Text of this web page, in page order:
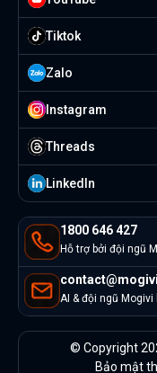
1800 646 427
Hỗ trợ bởi đội ngũ
AI & đội ngũ Mogivi
Tiktok
Zalo
Instagram
Threads
Linkedln
© Copyright
Bảo mật